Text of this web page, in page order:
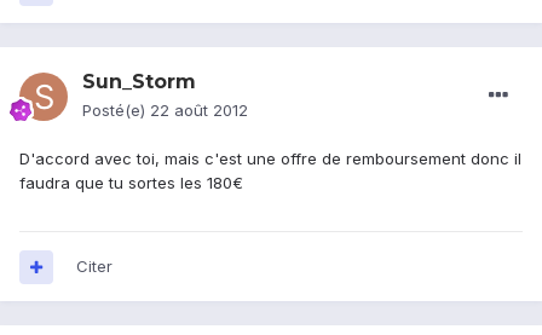
Sun_Storm
Posté(e) 22 août 2012
D'accord avec toi, mais c'est une offre de remboursement donc il
faudra que tu sortes les 180€
Citer